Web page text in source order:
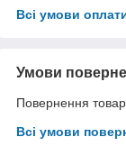
Всі умови
Умови
Повернення
Всі умови